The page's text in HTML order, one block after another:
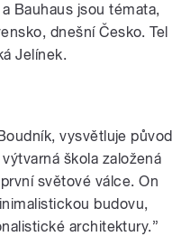
Bauhaus jsou témata,
dnešní Česko. Tel
Jelínek.
vysvětluje původ
škola založená
světové válce. On
budovu,
architektury.”